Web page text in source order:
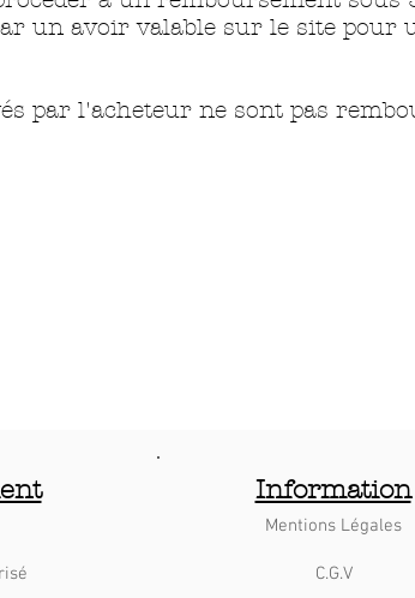
un avoir valable sur le site pour
par l'acheteur ne sont pas
Information
Mentions Légales
C.G.V